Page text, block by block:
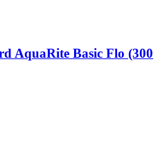
AquaRite Basic Flo (300